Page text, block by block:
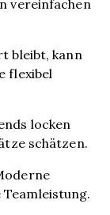
vereinfachen
bleibt, kann
flexibel
locken
schätzen.